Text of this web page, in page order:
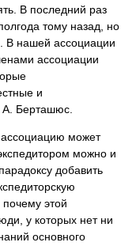
В последний раз
тому назад, но
В нашей ассоциации
ассоциации
и
А. Берташюс.
ассоциацию может
можно и
добавить
почему этой
у которых нет ни
основного